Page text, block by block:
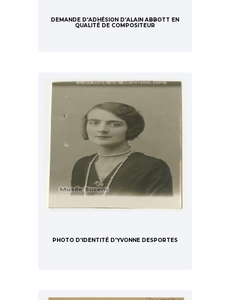
DEMANDE D'ADHÉSION D'ALAIN ABBOTT EN
QUALITÉ DE COMPOSITEUR
PHOTO D'IDENTITÉ D'YVONNE DESPORTES